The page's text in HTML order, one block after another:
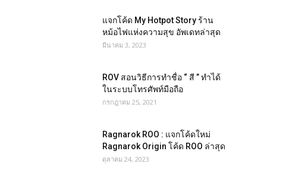
แจกโค้ด My Hotpot Story ร้าน
หม้อไฟแห่งความสุข อัพเดทล่าสุด
มีนาคม 3, 2023
ROV สอนวิธีการทำชื่อ “ สี ” ทำได้
ในระบบโทรศัพท์มือถือ
กรกฎาคม 25, 2021
Ragnarok ROO : แจกโค้ดใหม่
Ragnarok Origin โค้ด ROO ล่าสุด
ตุลาคม 24, 2023